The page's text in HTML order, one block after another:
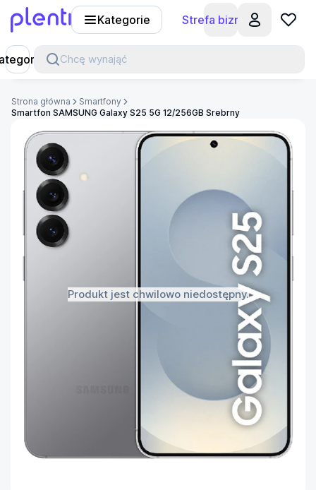
Kategorie Strefa biznesu
Chcę wynająć
Strona główna
Smartfony
Smartfon SAMSUNG Galaxy S25 5G 12/256GB Srebrny
Produkt jest chwilowo niedostępny.